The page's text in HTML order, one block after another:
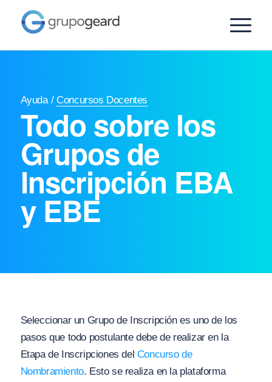
Ayuda / Concursos Docentes
Todo sobre los
Grupos de
Inscripción EBA
y EBE
Seleccionar un Grupo de Inscripción es uno de los
pasos que todo postulante debe de realizar en la
Etapa de Inscripciones del Concurso de
Nombramiento. Esto se realiza en la plataforma